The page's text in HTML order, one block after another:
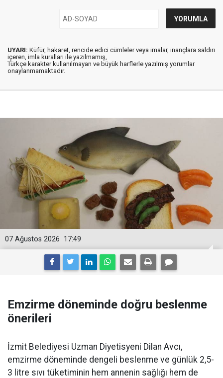
UYARI: Küfür, hakaret, rencide edici cümleler veya imalar, inançlara saldırı
içeren, imla kuralları ile yazılmamış,
Türkçe karakter kullanılmayan ve büyük harflerle yazılmış yorumlar
onaylanmamaktadır.
17:49
07 Ağustos 2026
Emzirme döneminde doğru beslenme
önerileri
İzmit Belediyesi Uzman Diyetisyeni Dilan Avcı,
emzirme döneminde dengeli beslenme ve günlük 2,5-
3 litre sıvı tüketiminin hem annenin sağlığı hem de